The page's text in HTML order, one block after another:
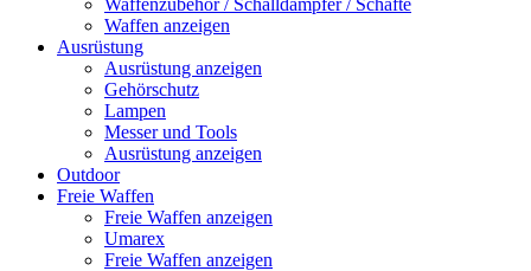
Waffenzubehör / Schalldämpfer / Schäfte
Waffen anzeigen
Ausrüstung
Ausrüstung anzeigen
Gehörschutz
Lampen
Messer und Tools
Ausrüstung anzeigen
Outdoor
Freie Waffen
Freie Waffen anzeigen
Umarex
Freie Waffen anzeigen